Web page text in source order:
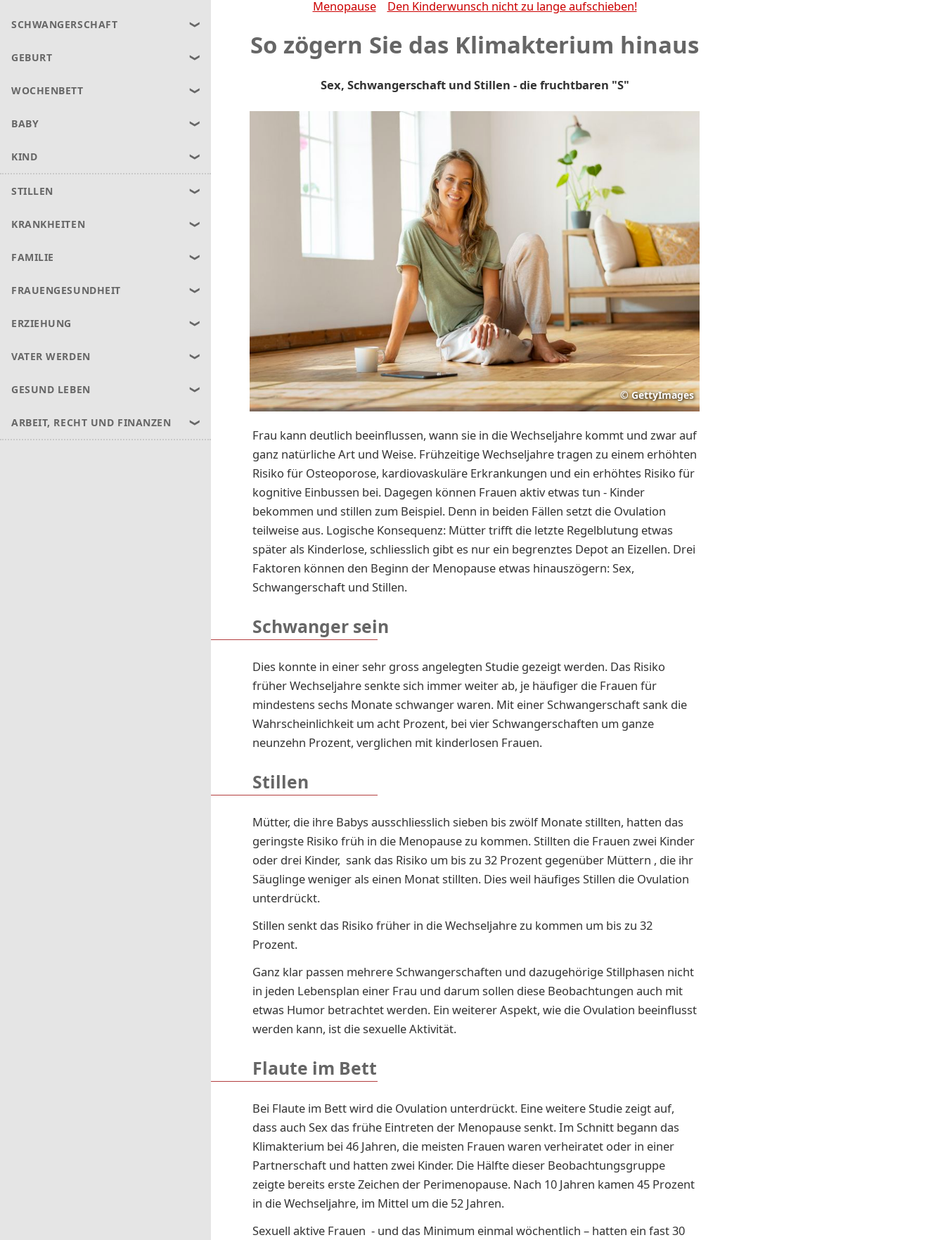
SCHWANGERSCHAFT
GEBURT
WOCHENBETT
BABY
KIND
STILLEN
KRANKHEITEN
FAMILIE
FRAUENGESUNDHEIT
ERZIEHUNG
VATER WERDEN
GESUND LEBEN
ARBEIT, RECHT UND FINANZEN
Menopause Den Kinderwunsch nicht zu lange aufschieben!
So zögern Sie das Klimakterium hinaus
Sex, Schwangerschaft und Stillen - die fruchtbaren "S"
© GettyImages
Frau kann deutlich beeinflussen, wann sie in die Wechseljahre kommt und zwar auf
ganz natürliche Art und Weise. Frühzeitige Wechseljahre tragen zu einem erhöhten
Risiko für Osteoporose, kardiovaskuläre Erkrankungen und ein erhöhtes Risiko für
kognitive Einbussen bei. Dagegen können Frauen aktiv etwas tun - Kinder
bekommen und stillen zum Beispiel. Denn in beiden Fällen setzt die Ovulation
teilweise aus. Logische Konsequenz: Mütter trifft die letzte Regelblutung etwas
später als Kinderlose, schliesslich gibt es nur ein begrenztes Depot an Eizellen. Drei
Faktoren können den Beginn der Menopause etwas hinauszögern: Sex,
Schwangerschaft und Stillen.
Schwanger sein
Dies konnte in einer sehr gross angelegten Studie gezeigt werden. Das Risiko
früher Wechseljahre senkte sich immer weiter ab, je häufiger die Frauen für
mindestens sechs Monate schwanger waren. Mit einer Schwangerschaft sank die
Wahrscheinlichkeit um acht Prozent, bei vier Schwangerschaften um ganze
neunzehn Prozent, verglichen mit kinderlosen Frauen.
Stillen
Mütter, die ihre Babys ausschliesslich sieben bis zwölf Monate stillten, hatten das
geringste Risiko früh in die Menopause zu kommen. Stillten die Frauen zwei Kinder
oder drei Kinder, sank das Risiko um bis zu 32 Prozent gegenüber Müttern , die ihr
Säuglinge weniger als einen Monat stillten. Dies weil häufiges Stillen die Ovulation
unterdrückt.
Stillen senkt das Risiko früher in die Wechseljahre zu kommen um bis zu 32
Prozent.
Ganz klar passen mehrere Schwangerschaften und dazugehörige Stillphasen nicht
in jeden Lebensplan einer Frau und darum sollen diese Beobachtungen auch mit
etwas Humor betrachtet werden. Ein weiterer Aspekt, wie die Ovulation beeinflusst
werden kann, ist die sexuelle Aktivität.
Flaute im Bett
Bei Flaute im Bett wird die Ovulation unterdrückt. Eine weitere Studie zeigt auf,
dass auch Sex das frühe Eintreten der Menopause senkt. Im Schnitt begann das
Klimakterium bei 46 Jahren, die meisten Frauen waren verheiratet oder in einer
Partnerschaft und hatten zwei Kinder. Die Hälfte dieser Beobachtungsgruppe
zeigte bereits erste Zeichen der Perimenopause. Nach 10 Jahren kamen 45 Prozent
in die Wechseljahre, im Mittel um die 52 Jahren.
Sexuell aktive Frauen - und das Minimum einmal wöchentlich – hatten ein fast 30